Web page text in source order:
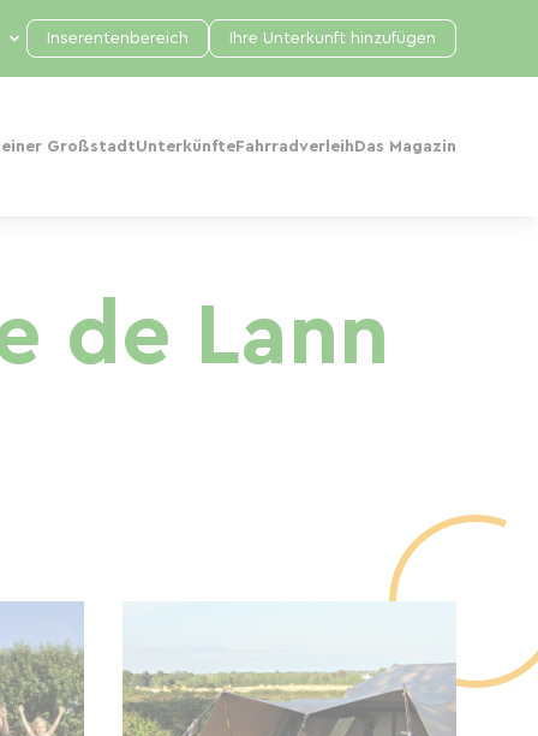
einer GroßstadtUnterkünfte Fahrradverleih Das Magazin
Inserentenbereich Ihre Unterkunft hinzufügen
de Lann